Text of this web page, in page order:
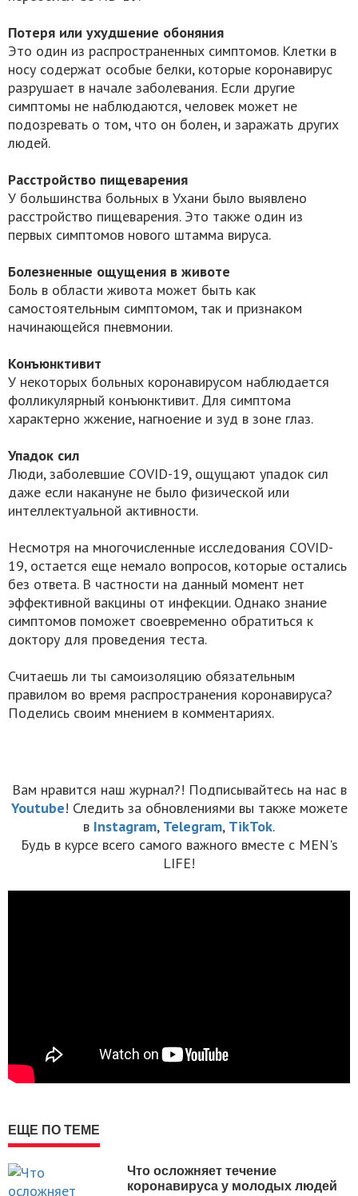
Потеря или ухудшение обоняния
Это один из распространенных симптомов. Клетки в
носу содержат особые белки, которые коронавирус
разрушает в начале заболевания. Если другие
симптомы не наблюдаются, человек может не
подозревать о том, что он болен, и заражать других
людей.
Расстройство пищеварения
У большинства больных в Ухани было выявлено
расстройство пищеварения. Это также один из
первых симптомов нового штамма вируса.
Болезненные ощущения в животе
Боль в области живота может быть как
самостоятельным симптомом, так и признаком
начинающейся пневмонии.
Конъюнктивит
У некоторых больных коронавирусом наблюдается
фолликулярный конъюнктивит. Для симптома
характерно жжение, нагноение и зуд в зоне глаз.
Упадок сил
Люди, заболевшие COVID-19, ощущают упадок сил
даже если накануне не было физической или
интеллектуальной активности.
Несмотря на многочисленные исследования COVID-
19, остается еще немало вопросов, которые остались
без ответа. В частности на данный момент нет
эффективной вакцины от инфекции. Однако знание
симптомов поможет своевременно обратиться к
доктору для проведения теста.
Считаешь ли ты самоизоляцию обязательным
правилом во время распространения коронавируса?
Поделись своим мнением в комментариях.
Вам нравится наш журнал?! Подписывайтесь на нас в
Youtube! Следить за обновлениями вы также можете
в Instagram, Telegram, TikTok.
Будь в курсе всего самого важного вместе с MEN's
LIFE!
ЕЩЕ ПО ТЕМЕ
Что осложняет течение
коронавируса у молодых людей